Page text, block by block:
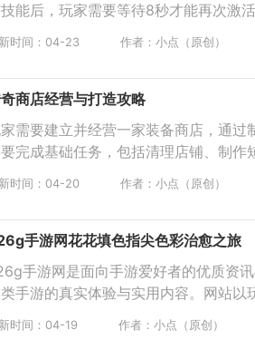
能后，玩家需要等待8秒才能再次激
时间：04-23 作者：小点（原创）
商店经营与打造攻略
需要建立并经营一家装备商店，通
完成基础任务，包括清理店铺、制作
时间：04-20 作者：小点（原创）
手游网花花填色指尖色彩治愈之旅
手游网是面向手游爱好者的优质资
手游的真实体验与实用内容。网站以
时间：04-19 作者：小点（原创）